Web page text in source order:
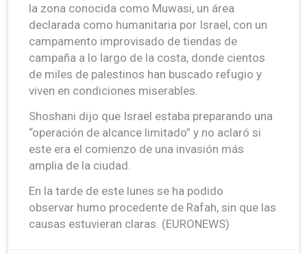
la zona conocida como Muwasi, un área
declarada como humanitaria por Israel, con un
campamento improvisado de tiendas de
campaña a lo largo de la costa, donde cientos
de miles de palestinos han buscado refugio y
viven en condiciones miserables.
Shoshani dijo que Israel estaba preparando una
“operación de alcance limitado” y no aclaró si
este era el comienzo de una invasión más
amplia de la ciudad.
En la tarde de este lunes se ha podido
observar humo procedente de Rafah, sin que las
causas estuvieran claras. (EURONEWS)